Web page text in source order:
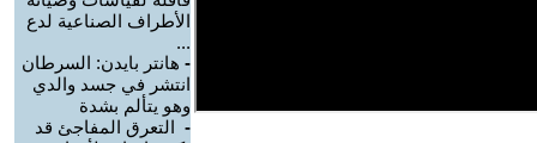
الأطراف الصناعية لدع
...
- هانتر بايدن: السرطان
انتشر في جسد والدي
وهو يتألم بشدة
- التعرق المفاجئ قد